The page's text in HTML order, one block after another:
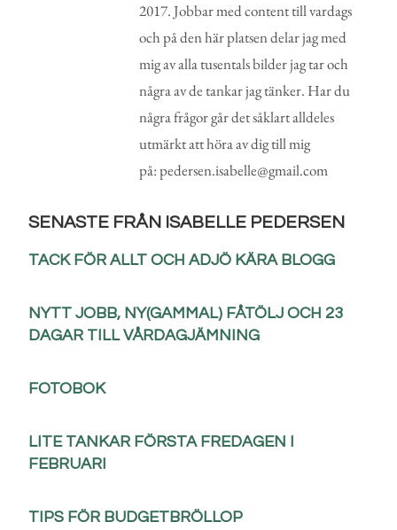
2017. Jobbar med content till vardags
och på den här platsen delar jag med
mig av alla tusentals bilder jag tar och
några av de tankar jag tänker. Har du
några frågor går det såklart alldeles
utmärkt att höra av dig till mig
på: pedersen.isabelle@gmail.com
SENASTE FRÅN ISABELLE PEDERSEN
TACK FÖR ALLT OCH ADJÖ KÄRA BLOGG
NYTT JOBB, NY(GAMMAL) FÅTÖLJ OCH 23
DAGAR TILL VÅRDAGJÄMNING
FOTOBOK
LITE TANKAR FÖRSTA FREDAGEN I
FEBRUARI
TIPS FÖR BUDGETBRÖLLOP